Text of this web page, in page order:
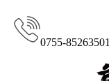
0755-85263501